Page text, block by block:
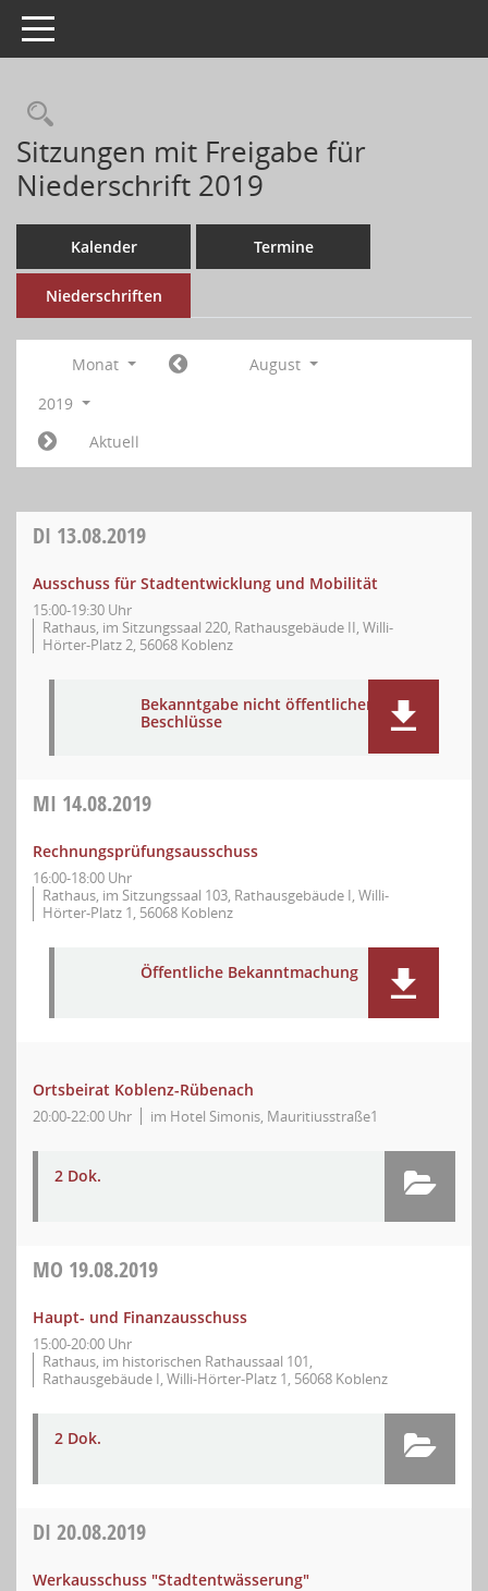
Toggle navigation
Sitzungen mit Freigabe für
Niederschrift 2019
Kalender Termine
Niederschriften
Monat
August
2019
Aktuell
DI 13.08.2019
Ausschuss für Stadtentwicklung und Mobilität
15:00-19:30 Uhr
Rathaus, im Sitzungssaal 220, Rathausgebäude II, Willi-
Hörter-Platz 2, 56068 Koblenz
Bekanntgabe nicht öffentlicher
Beschlüsse
MI 14.08.2019
Rechnungsprüfungsausschuss
16:00-18:00 Uhr
Rathaus, im Sitzungssaal 103, Rathausgebäude I, Willi-
Hörter-Platz 1, 56068 Koblenz
Öffentliche Bekanntmachung
Ortsbeirat Koblenz-Rübenach
20:00-22:00 Uhr im Hotel Simonis, Mauritiusstraße1
2 Dok.
MO 19.08.2019
Haupt- und Finanzausschuss
15:00-20:00 Uhr
Rathaus, im historischen Rathaussaal 101,
Rathausgebäude I, Willi-Hörter-Platz 1, 56068 Koblenz
2 Dok.
DI 20.08.2019
Werkausschuss "Stadtentwässerung"